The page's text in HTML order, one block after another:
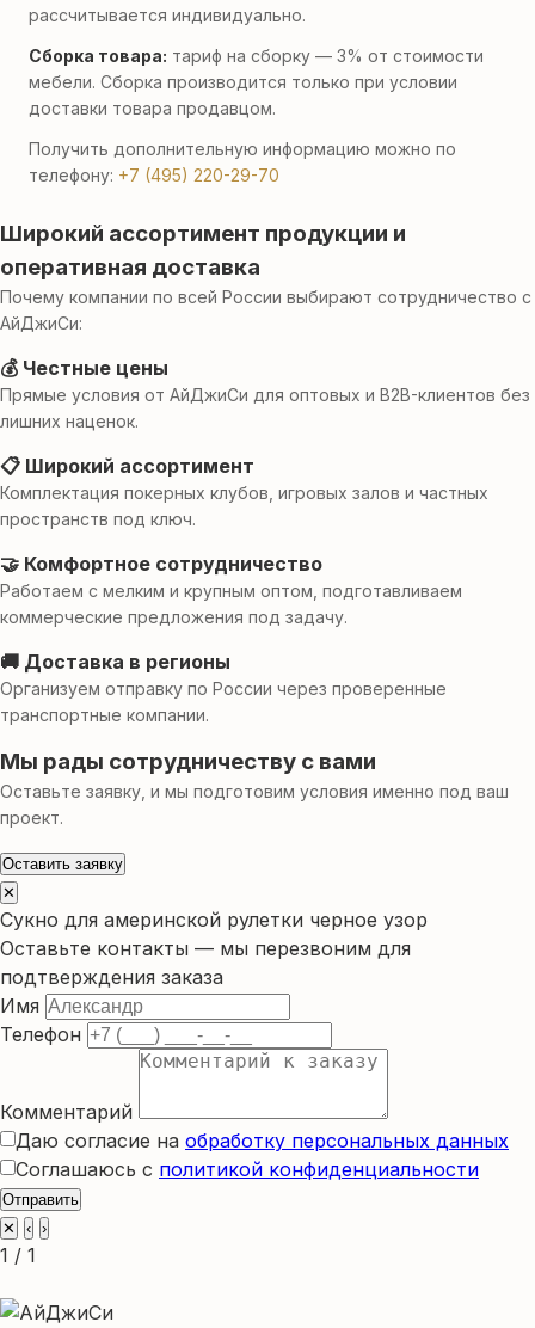
рассчитывается индивидуально.
Сборка товара: тариф на сборку — 3% от стоимости
мебели. Сборка производится только при условии
доставки товара продавцом.
Получить дополнительную информацию можно по
телефону: +7 (495) 220-29-70
Широкий ассортимент продукции и
оперативная доставка
Почему компании по всей России выбирают сотрудничество с
АйДжиСи:
💰 Честные цены
Прямые условия от АйДжиСи для оптовых и B2B-клиентов без
лишних наценок.
📋 Широкий ассортимент
Комплектация покерных клубов, игровых залов и частных
пространств под ключ.
🤝 Комфортное сотрудничество
Работаем с мелким и крупным оптом, подготавливаем
коммерческие предложения под задачу.
🚚 Доставка в регионы
Организуем отправку по России через проверенные
транспортные компании.
Мы рады сотрудничеству с вами
Оставьте заявку, и мы подготовим условия именно под ваш
проект.
Оставить заявку
✕
Сукно для америнской рулетки черное узор
Оставьте контакты — мы перезвоним для
подтверждения заказа
Имя
Телефон
Комментарий
Даю согласие на обработку персональных данных
Соглашаюсь с политикой конфиденциальности
Отправить
✕
‹ ›
1 / 1